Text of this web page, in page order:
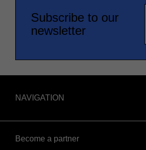
Subscribe to our
newsletter
NAVIGATION
Become a partner